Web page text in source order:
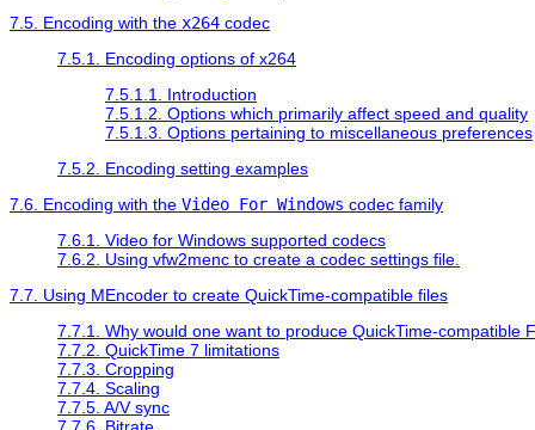
7.5. Encoding with the x264 codec
7.5.1. Encoding options of x264
7.5.1.1. Introduction
7.5.1.2. Options which primarily affect speed and quality
7.5.1.3. Options pertaining to miscellaneous preferences
7.5.2. Encoding setting examples
7.6. Encoding with the Video For Windows codec family
7.6.1. Video for Windows supported codecs
7.6.2. Using vfw2menc to create a codec settings file.
7.7. Using MEncoder to create QuickTime-compatible files
7.7.1. Why would one want to produce QuickTime-compatible
7.7.2. QuickTime 7 limitations
7.7.3. Cropping
7.7.4. Scaling
7.7.5. A/V sync
7.7.6. Bitrate